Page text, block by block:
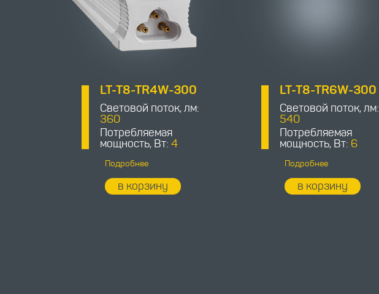
LT-T8-TR4W-300
Световой поток, лм:
360
Потребляемая
мощность, Вт:4
Подробнее
в корзину
LT-T8-TR6W-300
Световой поток, лм:
540
Потребляемая
мощность, Вт: 6
Подробнее
в корзину